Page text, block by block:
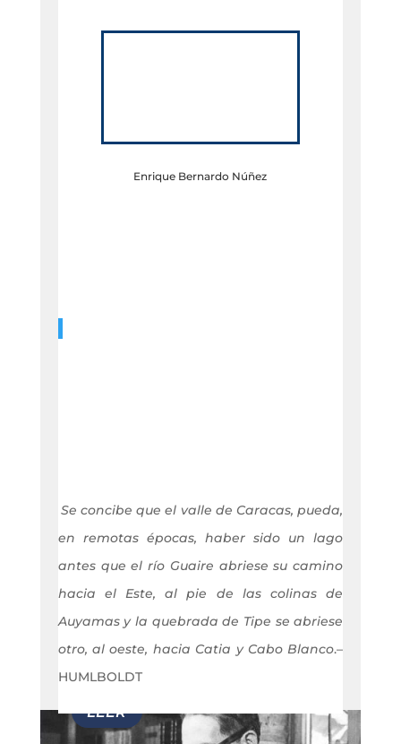
Enrique Bernardo Núñez
Se concibe que el valle de Caracas, pueda,
en remotas épocas, haber sido un lago
antes que el río Guaire abriese su camino
hacia el Este, al pie de las colinas de
Auyamas y la quebrada de Tipe se abriese
otro, al oeste, hacia Catia y Cabo Blanco.–
HUMLBOLDT